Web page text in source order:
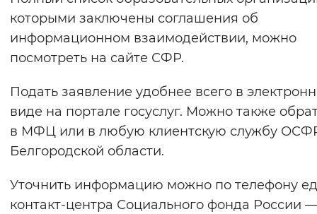
которыми заключены соглашения об
информационном взаимодействии, можно
посмотреть на сайте СФР.
Подать заявление удобнее всего в
виде на портале госуслуг. Можно также
в МФЦ или в любую клиентскую службу
Белгородской области.
Уточнить информацию можно по телефону
контакт-центра Социального фонда России